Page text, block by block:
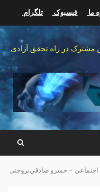
ما فیسبوک تلگرام
مشترک در راه تحقق آزادی
اجتماعي – خسرو صادقي‌بروجني